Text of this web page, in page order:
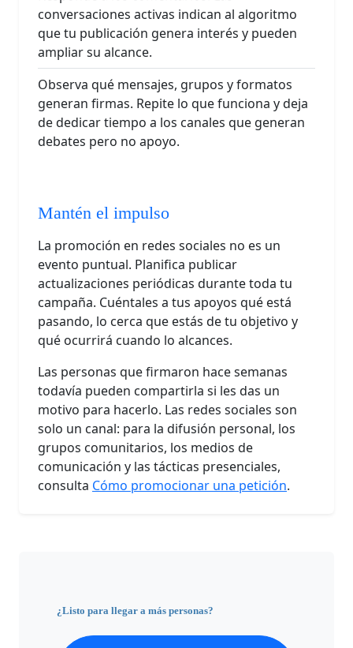
conversaciones activas indican al algoritmo
que tu publicación genera interés y pueden
ampliar su alcance.
Observa qué mensajes, grupos y formatos
generan firmas. Repite lo que funciona y deja
de dedicar tiempo a los canales que generan
debates pero no apoyo.
Mantén el impulso
La promoción en redes sociales no es un
evento puntual. Planifica publicar
actualizaciones periódicas durante toda tu
campaña. Cuéntales a tus apoyos qué está
pasando, lo cerca que estás de tu objetivo y
qué ocurrirá cuando lo alcances.
Las personas que firmaron hace semanas
todavía pueden compartirla si les das un
motivo para hacerlo. Las redes sociales son
solo un canal: para la difusión personal, los
grupos comunitarios, los medios de
comunicación y las tácticas presenciales,
consulta Cómo promocionar una petición.
¿Listo para llegar a más personas?